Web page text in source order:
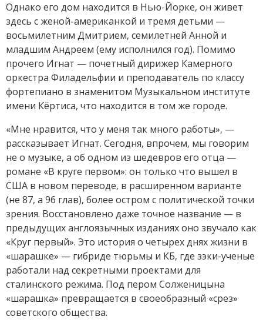
Однако его дом находится в Нью-Йорке, он живет
здесь с женой-американкой и тремя детьми —
восьмилетним Дмитрием, семилетней Анной и
младшим Андреем (ему исполнился год). Помимо
прочего Игнат — почетный дирижер Камерного
оркестра Филадельфии и преподаватель по классу
фортепиано в знаменитом Музыкальном институте
имени Кёртиса, что находится в том же городе.
«Мне нравится, что у меня так много работы», —
рассказывает Игнат. Сегодня, впрочем, мы говорим
не о музыке, а об одном из шедевров его отца —
романе «В круге первом»: он только что вышел в
США в новом переводе, в расширенном варианте
(не 87, а 96 глав), более остром с политической точки
зрения. Восстановлено даже точное название — в
предыдущих англоязычных изданиях оно звучало как
«Круг первый». Это история о четырех днях жизни в
«шарашке» — гибриде тюрьмы и КБ, где зэки-ученые
работали над секретными проектами для
сталинского режима. Под пером Солженицына
«шарашка» превращается в своеобразный «срез»
советского общества.